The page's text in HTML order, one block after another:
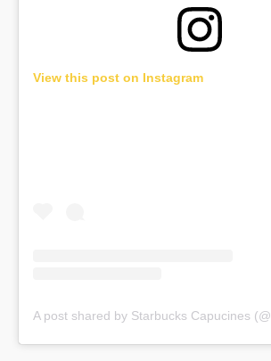
View this post on Instagram